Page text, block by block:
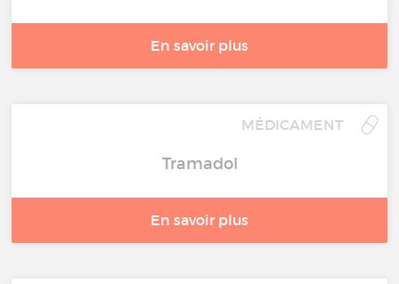
En savoir plus
MÉDICAMENT
Tramadol
En savoir plus